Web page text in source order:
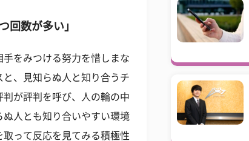
回数が多い」
をみつける努力を惜しまな
、見知らぬ人と知り合うチ
が評判を呼び、人の輪の中
人とも知り合いやすい環境
って反応を見てみる積極性